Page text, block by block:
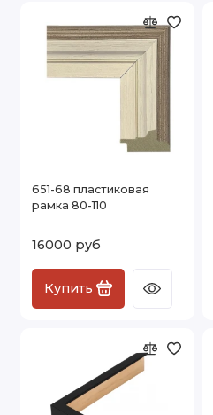
651-68 пластиковая
рамка 80-110
16000 руб
Купить